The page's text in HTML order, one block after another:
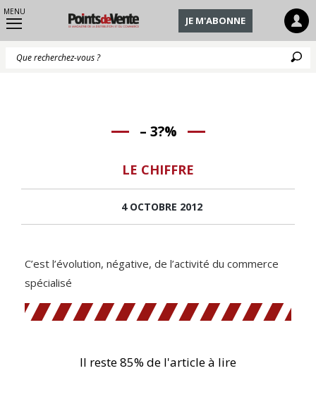
MENU
JE M'ABONNE
– 3?%
LE CHIFFRE
4 OCTOBRE 2012
C’est l’évolution, négative, de l’activité du commerce
spécialisé
Il reste 85% de l'article à lire